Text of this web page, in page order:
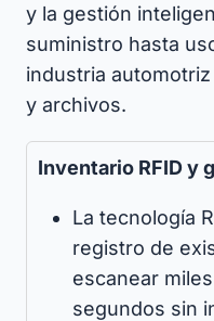
y la gestión
suministro hasta
industria
y archivos.
Inventario RFID y
La tecnología
registro de
escanear
segundos sin